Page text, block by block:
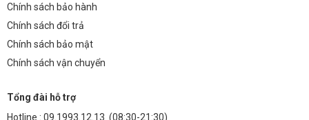
Chính sách bảo hành
Chính sách đổi trả
Chính sách bảo mật
Chính sách vận chuyển
Tổng đài hỗ trợ
Hotline : 09.1993.12.13 (08:30-21:30)